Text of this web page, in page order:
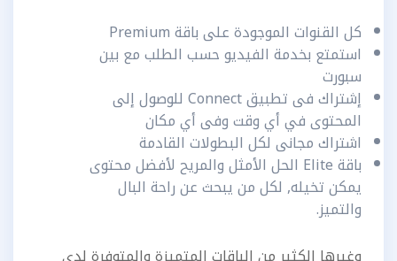
كل القنوات الموجودة على باقة Premium
استمتع بخدمة الفيديو حسب الطلب مع بين
سبورت
إشتراك فى تطبيق Connect للوصول إلى
المحتوى في أي وقت وفى أي مكان
اشتراك مجانى لكل البطولات القادمة
باقة Elite الحل الأمثل والمريح لأفضل محتوى
يمكن تخيله, لكل من يبحث عن راحة البال
والتميز.